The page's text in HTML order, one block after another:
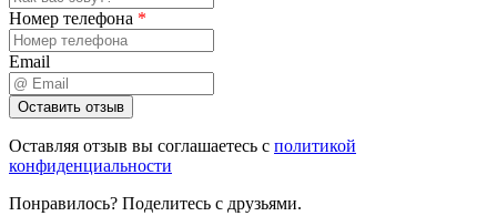
Номер телефона *
Email
Оставляя отзыв вы соглашаетесь с политикой
конфиденциальности
Понравилось? Поделитесь с друзьями.